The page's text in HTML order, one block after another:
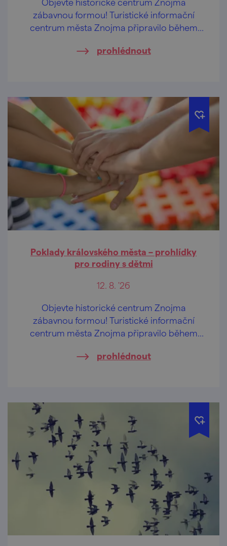
zábavnou formou! Turistické informační
centrum města Znojma připravilo během
prohlídky určené především rodinám s
prohlédnout
Poklady královského města – prohlídky
pro rodiny s dětmi
12. 8. '26
Objevte historické centrum Znojma
zábavnou formou! Turistické informační
centrum města Znojma připravilo během
prohlídky určené především rodinám s
prohlédnout